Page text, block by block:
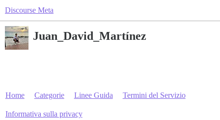
Discourse Meta
Juan_David_Martínez
Home Categorie Linee Guida Termini del Servizio
Informativa sulla privacy